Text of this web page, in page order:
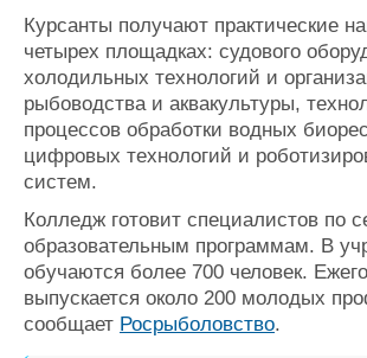
Курсанты получают практические
четырех площадках: судового
холодильных технологий и
рыбоводства и аквакультуры,
процессов обработки водных
цифровых технологий и
систем.
Колледж готовит специалистов по
образовательным программам. В
обучаются более 700 человек.
выпускается около 200 молодых
сообщает Росрыболовство.